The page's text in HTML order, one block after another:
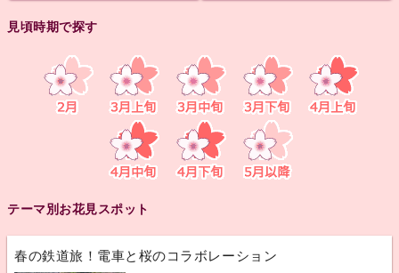
見頃時期で探す
テーマ別お花見スポット
春の鉄道旅！電車と桜のコラボレーション